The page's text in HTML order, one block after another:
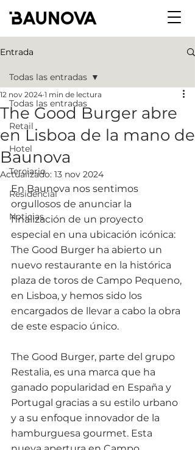
Entrada
Todas las entradas
Retail
Hotel
Terciario
Residencial
Noticias
Todas las entradas
The Good Burger abre
en Lisboa de la mano de
Baunova
12 nov 2024 1 min de lectura
Actualizado: 13 nov 2024
En Baunova nos sentimos
orgullosos de anunciar la
finalización de un proyecto
especial en una ubicación icónica:
The Good Burger ha abierto un
nuevo restaurante en la histórica
plaza de toros de Campo Pequeno,
en Lisboa, y hemos sido los
encargados de llevar a cabo la obra
de este espacio único.
The Good Burger, parte del grupo
Restalia, es una marca que ha
ganado popularidad en España y
Portugal gracias a su estilo urbano
y a su enfoque innovador de la
hamburguesa gourmet. Esta